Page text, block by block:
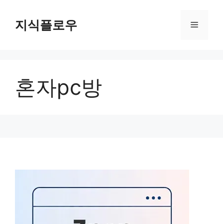
지식플로우 메
혼자pc방